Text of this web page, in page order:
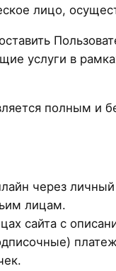
лицо,
услуги в
полным и
через личный
лицам.
сайта с